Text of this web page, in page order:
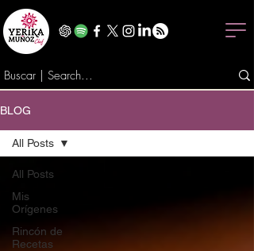
BLOG
All Posts
Mis
Orígenes
Rincón de
Recetas
All Posts